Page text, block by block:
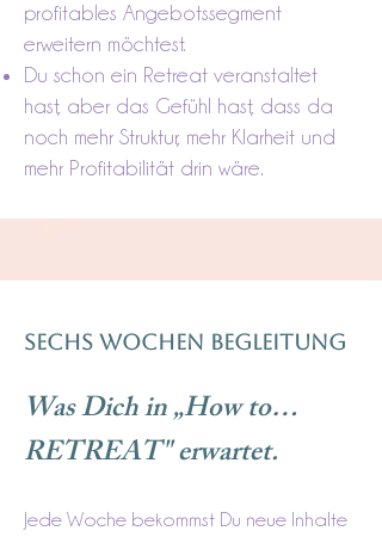
profitables Angebotssegment
erweitern möchtest.
Du schon ein Retreat veranstaltet
hast, aber das Gefühl hast, dass da
noch mehr Struktur, mehr Klarheit und
mehr Profitabilität drin wäre.
Sechs Wochen Begleitung
Was Dich in „How to…
RETREAT" erwartet.
Jede Woche bekommst Du neue Inhalte